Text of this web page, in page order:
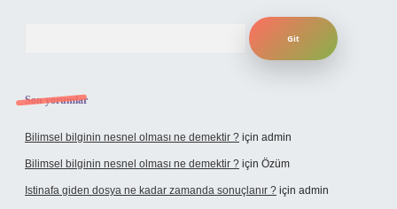
Son yorumlar
Bilimsel bilginin nesnel olması ne demektir ? için admin
Bilimsel bilginin nesnel olması ne demektir ? için Özüm
Istinafa giden dosya ne kadar zamanda sonuçlanır ? için admin